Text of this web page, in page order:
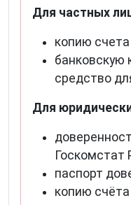
Для частных
копию
банковскую
средство
Для
Госкомстат
паспорт
копию